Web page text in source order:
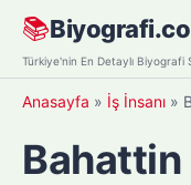
Skip
content
📚Biyografi.co
Türkiye'nin En Detaylı Biyografi
Anasayfa » İş İnsanı »